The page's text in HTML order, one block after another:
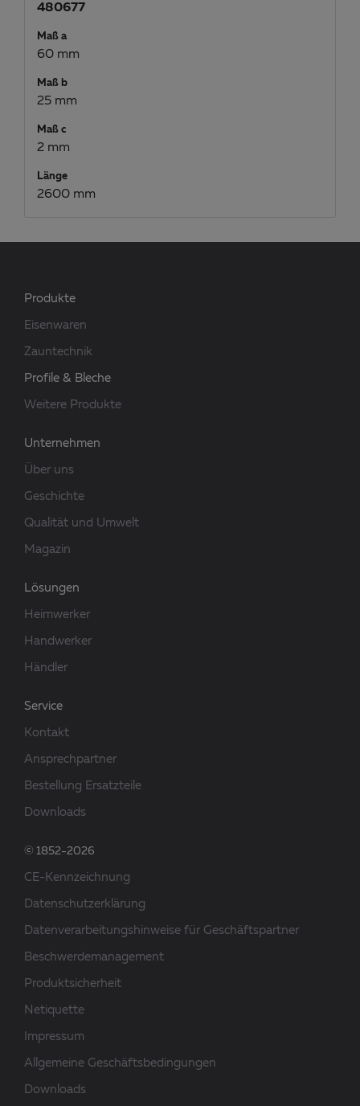
480677
Maß a
60 mm
Maß b
25 mm
Maß c
2 mm
Länge
2600 mm
Produkte
Eisenwaren
Zauntechnik
Profile & Bleche
Weitere Produkte
Unternehmen
Über uns
Geschichte
Qualität und Umwelt
Magazin
Lösungen
Heimwerker
Handwerker
Händler
Service
Kontakt
Ansprechpartner
Bestellung Ersatzteile
Downloads
© 1852-2026
CE-Kennzeichnung
Datenschutzerklärung
Datenverarbeitungshinweise für Geschäftspartner
Beschwerdemanagement
Produktsicherheit
Netiquette
Impressum
Allgemeine Geschäftsbedingungen
Downloads